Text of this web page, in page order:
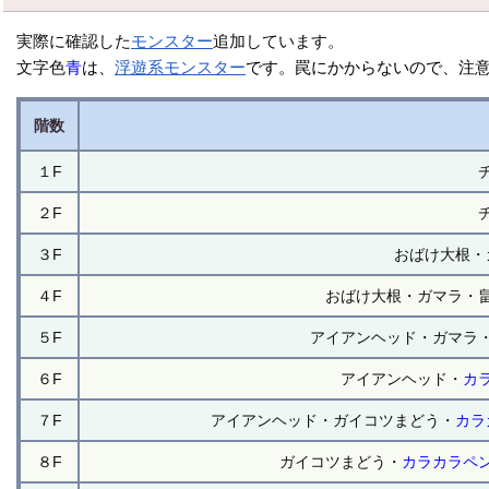
実際に確認したモンスター追加しています。
文字色青は、浮遊系モンスターです。罠にかからないので、注
階数
１F
２F
３F おばけ大根
４F おばけ大根・ガマラ・
５F アイアンヘッド・ガマラ
６F アイアンヘッド・ カ
７F アイアンヘッド・ガイコツまどう・ カ
８F ガイコツまどう・ カラカラペ